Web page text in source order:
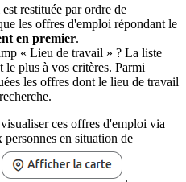
restituée par ordre de
les offres d'emploi répondant le
en premier.
« Lieu de travail » ? La liste
le plus à vos critères. Parmi
les offres dont le lieu de travail
ces offres d'emploi via
en situation de
.